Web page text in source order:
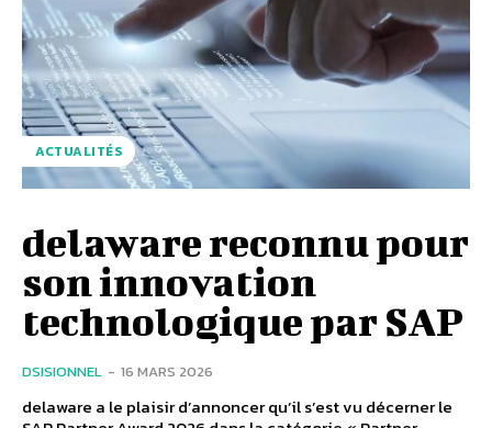
ACTUALITÉS
delaware reconnu pour
son innovation
technologique par SAP
DSISIONNEL - 16 MARS 2026
delaware a le plaisir d’annoncer qu’il s’est vu décerner le